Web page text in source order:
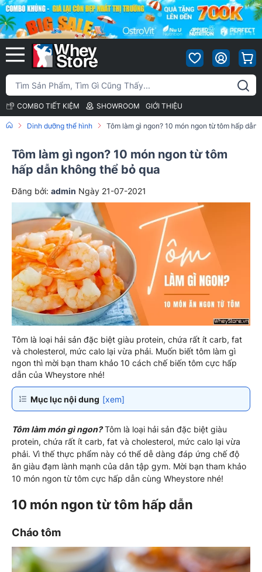
COMBO TIẾT KIỆM SHOWROOM GIỚI THIỆU
Dinh dưỡng thể hình Tôm làm gì ngon? 10 món ngon từ tôm hấp dẫn
Tôm làm gì ngon? 10 món ngon từ tôm
hấp dẫn không thể bỏ qua
Đăng bởi: admin Ngày 21-07-2021
Tôm là loại hải sản đặc biệt giàu protein, chứa rất ít carb, fat
và cholesterol, mức calo lại vừa phải. Muốn biết tôm làm gì
ngon thì mời bạn tham khảo 10 cách chế biến tôm cực hấp
dẫn của Wheystore nhé!
Mục lục nội dung [xem]
Tôm làm món gì ngon?Tôm là loại hải sản đặc biệt giàu
protein, chứa rất ít carb, fat và cholesterol, mức calo lại vừa
phải. Vì thế thực phẩm này có thể dễ dàng đáp ứng chế độ
ăn giàu đạm lành mạnh của dân tập gym. Mời bạn tham khảo
10 món ngon từ tôm cực hấp dẫn cùng Wheystore nhé!
10 món ngon từ tôm hấp dẫn
Cháo tôm